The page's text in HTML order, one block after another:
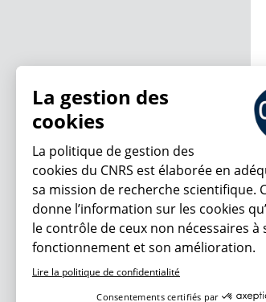
En ce moment
La gestion des
cookies
La politique de gestion des
cookies du CNRS est élaborée en
sa mission de recherche scientifique.
donne l’information sur les cookies
le contrôle de ceux non nécessaires à
fonctionnement et son amélioration.
Lire la politique de confidentialité
Consentements certifiés par